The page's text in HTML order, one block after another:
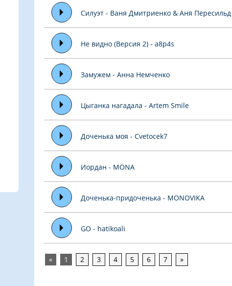
Силуэт - Ваня Дмитриенко & Аня Пересильд
Не видно (Версия 2) - a8p4s
Замужем - Анна Немченко
Цыганка нагадала - Artem Smile
Доченька моя - Cvetocek7
Иордан - MONA
Доченька-придоченька - MONOVIKA
GO - hatikoali
« 1 2 3 4 5 6 7 »